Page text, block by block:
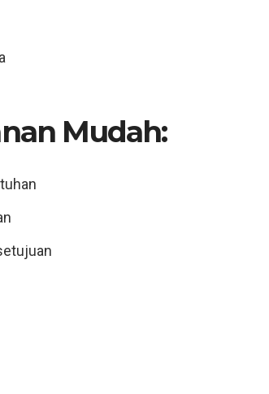
Mudah: